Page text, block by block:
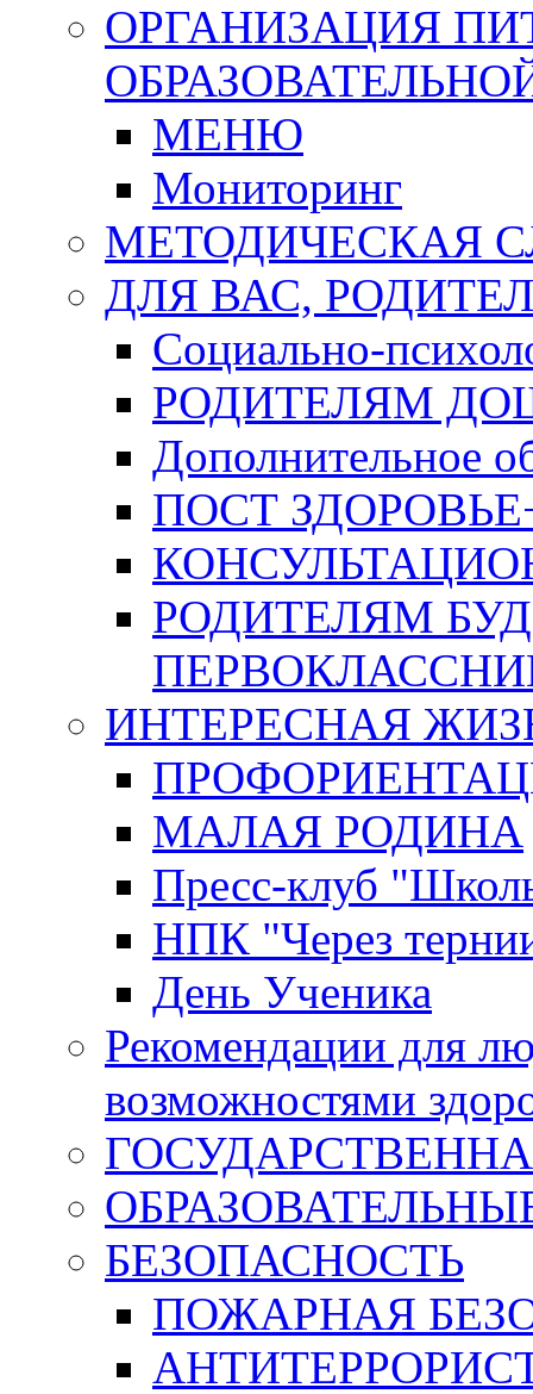
ОРГАНИЗАЦИЯ
МЕНЮ
Мониторинг
МЕТОДИЧЕСКАЯ
ДЛЯ ВАС,
Социально-
РОДИТЕЛЯМ
Дополнительное
ПОСТ
РОДИТЕЛЯМ
ИНТЕРЕСНАЯ
МАЛАЯ РОДИНА
Пресс-клуб
НПК "Через
День Ученика
Рекомендации для
возможностями
БЕЗОПАСНОСТЬ
ПОЖАРНАЯ